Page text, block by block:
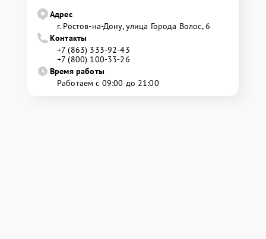
Адрес
г. Ростов-на-Дону, улица Города Волос, 6
Контакты
+7 (863) 333-92-43
+7 (800) 100-33-26
Время работы
Работаем с 09:00 до 21:00